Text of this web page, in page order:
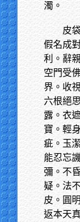
濁。
皮
假名成
利。辭
空門受
界。收
六根絕
露。衣
寶。輕
疵。玉
能忍忘
彌。不
疑。法
皮。圓
返本天